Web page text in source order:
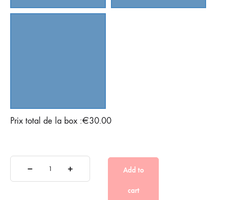
Prix total de la box :€30.00
Add to
cart